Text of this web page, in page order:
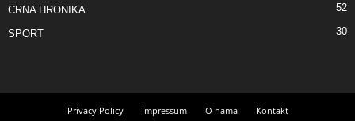
CRNA HRONIKA 52
SPORT 30
Privacy Policy Impressum O nama Kontakt